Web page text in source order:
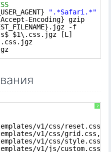
".*Safari.*"
Encoding} gzip
-f
$1\.css.jgz [L]
.css.jgz
?
v1/css/reset.css,
v1/css/grid.css,
v1/css/style.css,
v1/js/custom.css